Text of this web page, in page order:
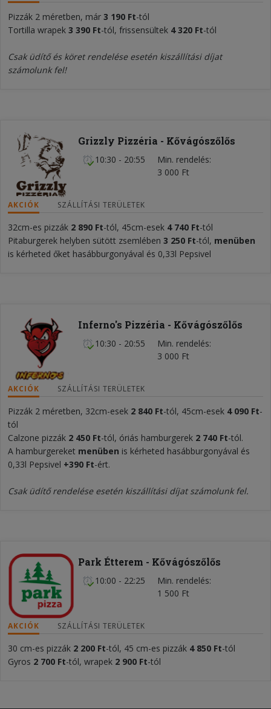
Pizzák 2 méretben, már 3 190 Ft-tól
Tortilla wrapek 3 390 Ft-tól, frissensültek 4 320 Ft-tól
Csak üdítő és köret rendelése esetén kiszállítási díjat
számolunk fel!
Grizzly Pizzéria - Kővágószőlős
10:30 - 20:55
Min. rendelés
3 000 Ft
AKCIÓK SZÁLLÍTÁSI TERÜLETEK
32cm-es pizzák 2 890 Ft-tól, 45cm-esek 4 740 Ft-tól
Pitaburgerek helyben sütött zsemlében 3 250 Ft-tól, menüben
is kérheted őket hasábburgonyával és 0,33l Pepsivel
Inferno's Pizzéria - Kővágószőlős
10:30 - 20:55
Min. rendelés
3 000 Ft
AKCIÓK SZÁLLÍTÁSI TERÜLETEK
Pizzák 2 méretben, 32cm-esek 2 840 Ft-tól, 45cm-esek 4 090 Ft-
tól
Calzone pizzák 2 450 Ft-tól, óriás hamburgerek 2 740 Ft-tól.
A hamburgereket menüben is kérheted hasábburgonyával és
0,33l Pepsivel +390 Ft-ért.
Csak üdítő rendelése esetén kiszállítási díjat számolunk fel.
Park Étterem - Kővágószőlős
10:00 - 22:25
Min. rendelés
1 500 Ft
AKCIÓK SZÁLLÍTÁSI TERÜLETEK
30 cm-es pizzák 2 200 Ft-tól, 45 cm-es pizzák 4 850 Ft-tól
Gyros 2 700 Ft-tól, wrapek 2 900 Ft-tól